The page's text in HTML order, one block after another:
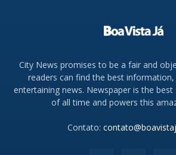
City News promises to be a fair and
readers can find the best
entertaining news. Newspaper is the
of all time and powers this
Contato: